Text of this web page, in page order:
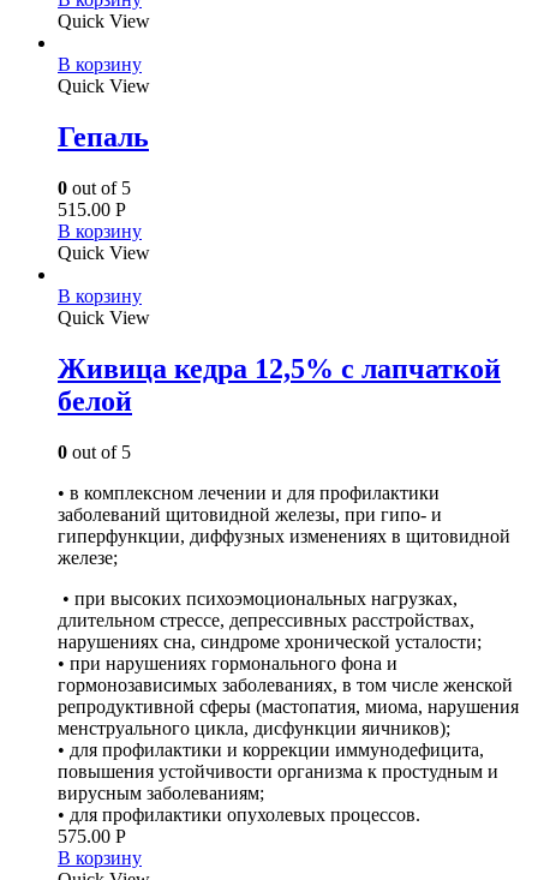
Quick View
В корзину
Quick View
Гепаль
0 out of 5
515.00 Р
В корзину
Quick View
В корзину
Quick View
Живица кедра 12,5% с лапчаткой
белой
0 out of 5
• в комплексном лечении и для профилактики
заболеваний щитовидной железы, при гипо- и
гиперфункции, диффузных изменениях в щитовидной
железе;
• при высоких психоэмоциональных нагрузках,
длительном стрессе, депрессивных расстройствах,
нарушениях сна, синдроме хронической усталости;
• при нарушениях гормонального фона и
гормонозависимых заболеваниях, в том числе женской
репродуктивной сферы (мастопатия, миома, нарушения
менструального цикла, дисфункции яичников);
• для профилактики и коррекции иммунодефицита,
повышения устойчивости организма к простудным и
вирусным заболеваниям;
• для профилактики опухолевых процессов.
575.00 Р
В корзину